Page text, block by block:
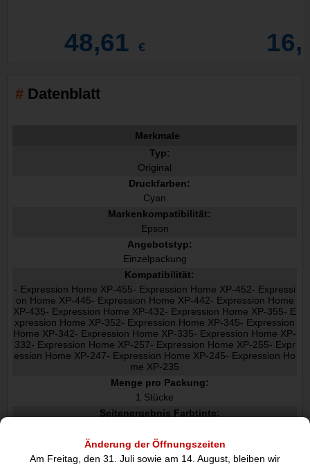
Änderung der Öffnungszeiten
Am Freitag, den 31. Juli sowie am 14. August, bleiben wir
48,61 €
Datenblatt
Merkmale
Typ:
Original
Druckfarben:
Cyan
Markenkompatibilität:
Epson
Angebotstyp:
Einzelpackung
Kompatibilität:
- Expression Home XP-455- Expression Home XP-452- Expressi
on Home XP-445- Expression Home XP-442- Expression Home
XP-435- Expression Home XP-432- Expression Home XP-355- E
xpression Home XP-352- Expression Home XP-345- Expression
Home XP-342- Expression Home XP-335- Expression Home XP-
332- Expression Home XP-257- Expression Home XP-255- Expr
ession Home XP-247- Expression Home XP-245- Expression Ho
me XP-235
Menge pro Packung:
1 Stücke
Seitenergebnis Farbtinte:
Drucktechnologie:
Tintenstrahldrucker